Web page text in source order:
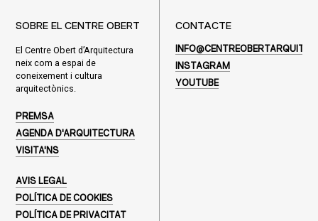
SOBRE EL CENTRE OBERT
El Centre Obert d’Arquitectura
neix com a espai de
coneixement i cultura
arquitectònics.
PREMSA
AGENDA D'ARQUITECTURA
VISITA'NS
AVIS LEGAL
POLÍTICA DE COOKIES
POLÍTICA DE PRIVACITAT
CONTACTE
INSTAGRAM
YOUTUBE